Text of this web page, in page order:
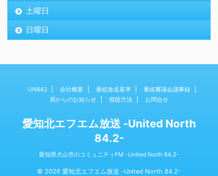
土曜日
日曜日
UN842 会社概要 番組放送基準
番組審議会議事録
局からのお知らせ
視聴方法 お問合せ
愛知北エフエム放送 -United North
84.2-
愛知県犬山市のコミュニティFM -United North 84.2-
© 2026 愛知北エフエム放送 -United North 84.2-